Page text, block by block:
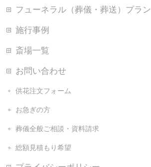
フューネラル（葬儀・葬送）プラン
施行事例
斎場一覧
お問い合わせ
供花注文フォーム
お急ぎの方
葬儀全般ご相談・資料請求
総額見積もり希望